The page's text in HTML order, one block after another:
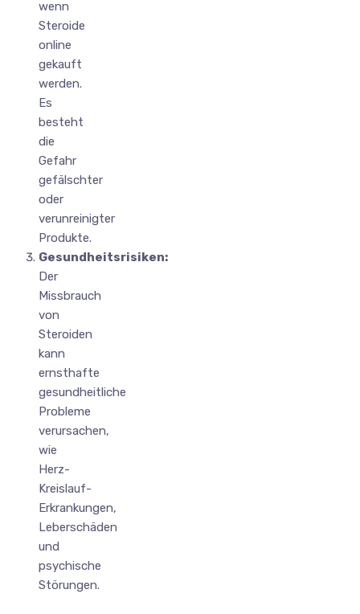
wenn
Steroide
online
gekauft
werden.
Es
besteht
die
Gefahr
gefälschter
oder
verunreinigter
Produkte.
Gesundheitsrisiken:
Der
Missbrauch
von
Steroiden
kann
ernsthafte
gesundheitliche
Probleme
verursachen,
wie
Herz-
Kreislauf-
Erkrankungen,
Leberschäden
und
psychische
Störungen.